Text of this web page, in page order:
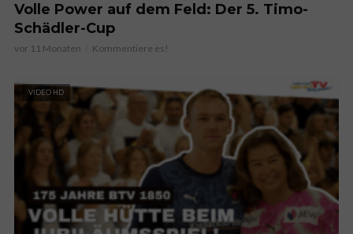
Volle Power auf dem Feld: Der 5. Timo-
Schädler-Cup
vor 11 Monaten Kommentiere es!
VIDEO HD